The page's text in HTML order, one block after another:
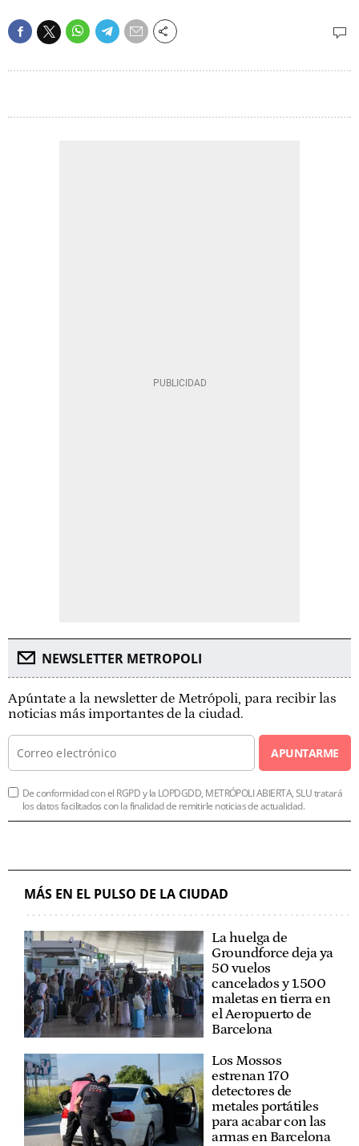
NEWSLETTER METROPOLI
Apúntate a la newsletter de Metrópoli, para recibir las
noticias más importantes de la ciudad.
APUNTARME
De conformidad con el RGPD y la LOPDGDD, METRÓPOLI ABIERTA, SLU tratará
los datos facilitados con la finalidad de remitirle noticias de actualidad.
MÁS EN EL PULSO DE LA CIUDAD
La huelga de
Groundforce deja ya
50 vuelos
cancelados y 1.500
maletas en tierra en
el Aeropuerto de
Barcelona
Los Mossos
estrenan 170
detectores de
metales portátiles
para acabar con las
armas en Barcelona